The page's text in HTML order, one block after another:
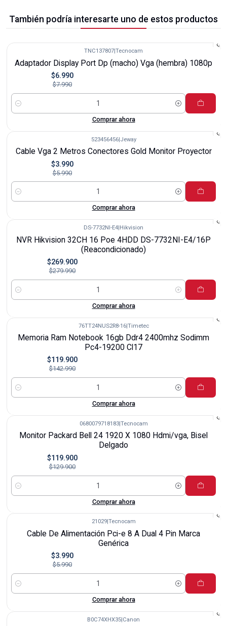
También podría interesarte uno de estos productos
TNC137807 Tecnocam
Adaptador Display Port Dp (macho) Vga (hembra) 1080p
$6.990
$7.990
Cantidad
Comprar ahora
523456456|Jeway
Cable Vga 2 Metros Conectores Gold Monitor Proyector
$3.990
$5.990
Cantidad
Comprar ahora
DS-7732NI-E4 Hikvision
NVR Hikvision 32CH 16 Poe 4HDD DS-7732NI-E4/16P
(Reacondicionado)
$269.900
$279.990
Cantidad
Comprar ahora
76TT24NUS2R8-16|Timetec
Memoria Ram Notebook 16gb Ddr4 2400mhz Sodimm
Pc4-19200 Cl17
$119.900
$142.990
Cantidad
Comprar ahora
0680079718183|Tecnocam
Monitor Packard Bell 24 1920 X 1080 Hdmi/vga, Bisel
Delgado
$119.900
$129.900
Cantidad
Comprar ahora
21029| Tecnocam
Cable De Alimentación Pci-e 8 A Dual 4 Pin Marca
Genérica
$3.990
$5.990
Cantidad
Comprar ahora
B0C74XHX35|Canon